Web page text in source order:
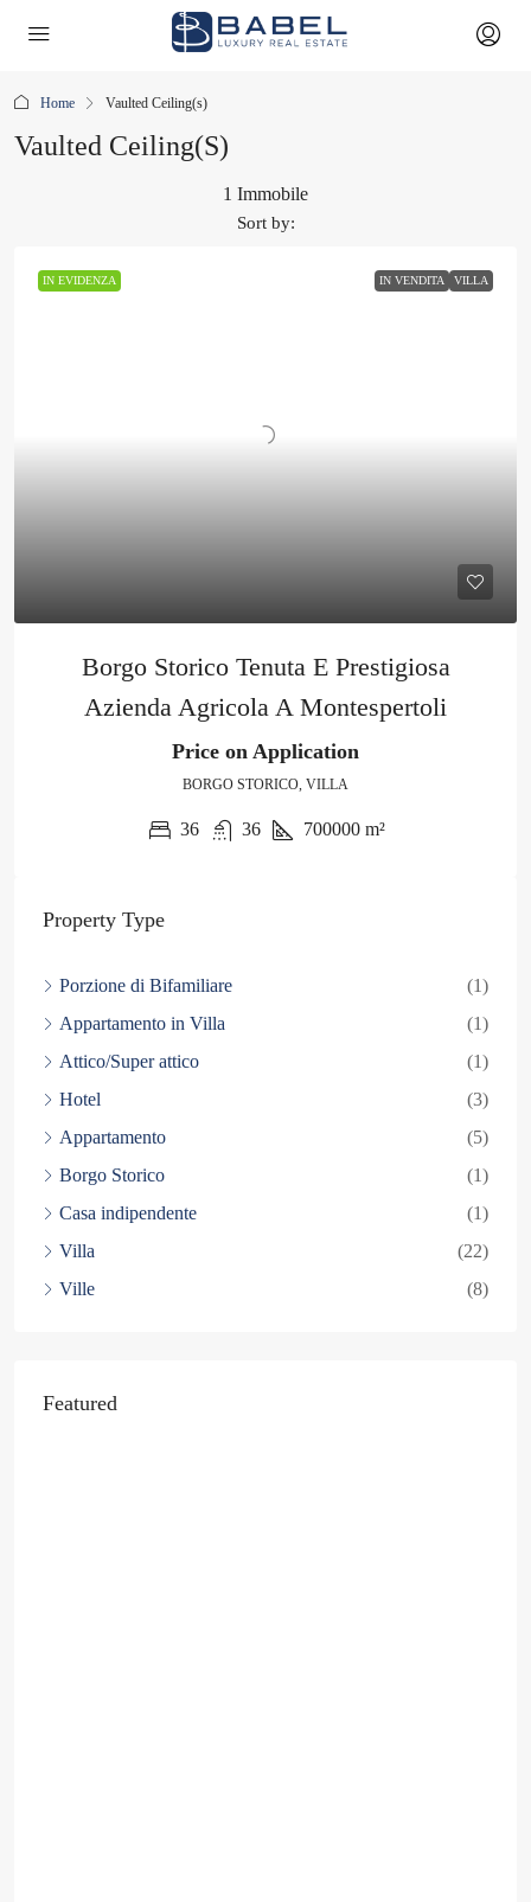
Home Vaulted Ceiling(s)
Vaulted Ceiling(s)
1 Immobile
Sort by:
IN EVIDENZA IN VENDITA VILLA
Borgo Storico Tenuta E Prestigiosa
Azienda Agricola A Montespertoli
Price on Application
BORGO STORICO, VILLA
36 36 700000 m²
Property Type
Porzione di Bifamiliare
(1)
Appartamento in Villa
(1)
Attico/Super attico
(1)
Hotel
(3)
Appartamento
(5)
Borgo Storico
(1)
Casa indipendente
(1)
Villa
(22)
Ville
(8)
Featured